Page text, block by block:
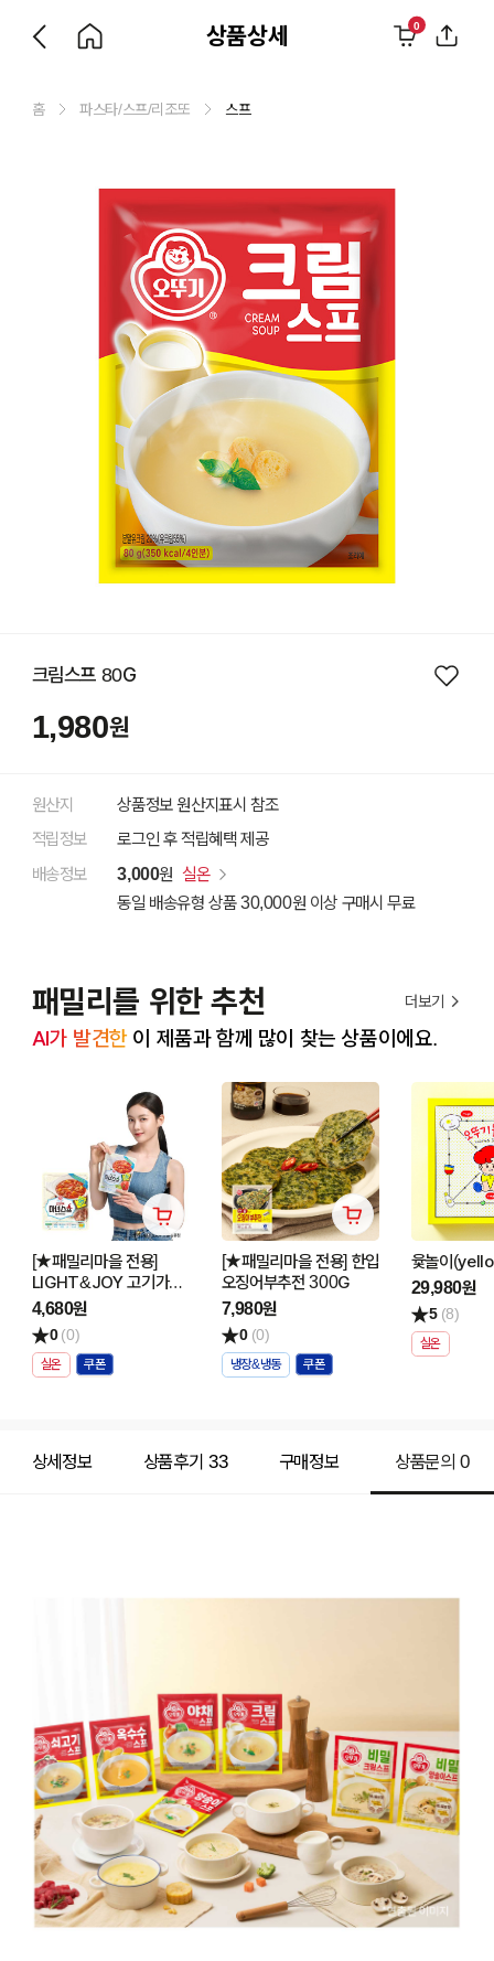
상품상세 0
홈 파스타/스프/리조또 스프
크림스프 80G
1,980원
원산지
상품정보 원산지표시 참조
적립정보
로그인 후 적립혜택 제공
배송정보
3,000원 실온
동일 배송유형 상품 30,000원 이상 구매시 무료
패밀리를 위한 추천 더보기
AI가 발견한 이 제품과 함께 많이 찾는 상품이에요.
[★패밀리마을 전용]
LIGHT&JOY 고기가득
마녀스프 250G
4,680원
0(0)
실온
[★패밀리마을 전용] 한입
오징어부추전 300G
7,980원
0 (0)
냉장&냉동
윷놀이
29,980원
5 (8)
실온
상세정보 상품후기 33 구매정보 상품문의0